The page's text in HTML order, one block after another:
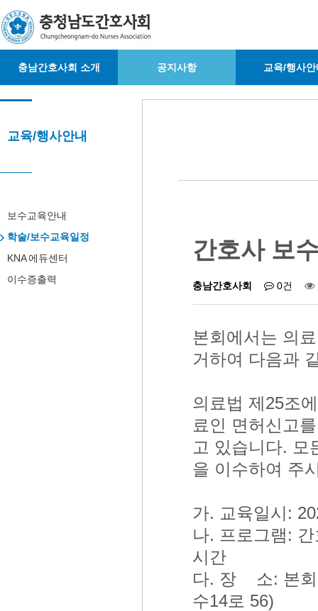
충남간호사회 소개 공지사항 교육/행사안
교육/행사안내
보수교육안내
학술/보수교육일정
KNA 에듀센터
이수증출력
간호사 보
충남간호사회 0건
본회에서는 의
거하여 다음과
의료법 제25조
료인 면허신고
고 있습니다. 모
을 이수하여 주
가. 교육일시:
나. 프로그램:
시간
다. 장 소: 본회
수14로 56)